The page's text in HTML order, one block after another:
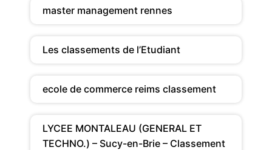
master management rennes
Les classements de l’Etudiant
ecole de commerce reims classement
LYCEE MONTALEAU (GENERAL ET
TECHNO.) – Sucy-en-Brie – Classement